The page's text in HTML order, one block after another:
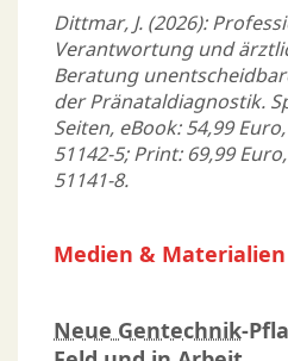
Dittmar, J. (2026):
Verantwortung und
Beratung
der Pränataldiagnostik.
Seiten, eBook: 54,99
51142-5; Print: 69,99
51141-8.
Medien & Materialien
Neue Gentechnik-